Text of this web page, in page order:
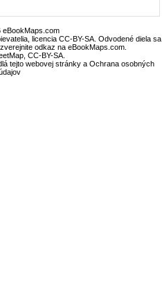
eBookMaps.com
licencia CC-BY-SA. Odvodené diela sa
odkaz na eBookMaps.com.
,CC-BY-SA
tejto webovej stránky a Ochrana osobných